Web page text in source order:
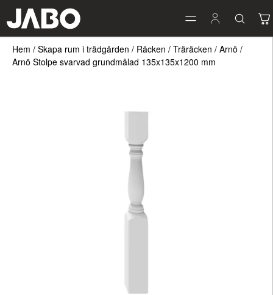
Hem / Skapa rum i trädgården / Räcken / Träräcken / Arnö /
Arnö Stolpe svarvad grundmålad 135x135x1200 mm